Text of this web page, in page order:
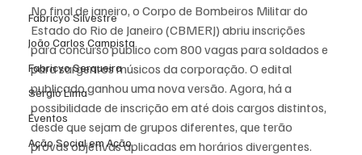
Fabricyo Silvestre
João Carlos Campista
Fabricyo Serqueira
Sérgio Lima
Eventos
Ação Social em Ação
No final de janeiro, o Corpo de Bombeiros Militar do
Estado do Rio de Janeiro (CBMERJ) abriu inscrições
para concurso público com 800 vagas para soldados e
para sargentos músicos da corporação. O edital
publicado ganhou uma nova versão. Agora, há a
possibilidade de inscrição em até dois cargos distintos,
desde que sejam de grupos diferentes, que terão
provas objetivas aplicadas em horários divergentes.